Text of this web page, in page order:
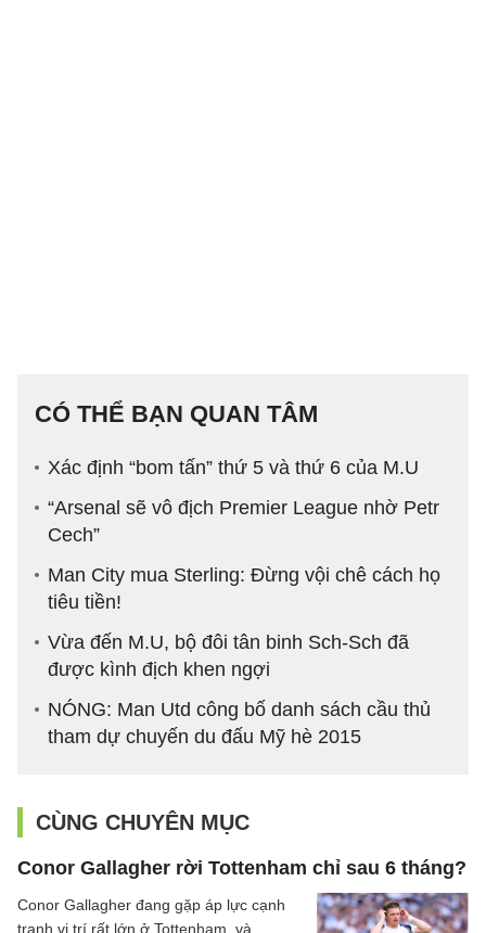
CÓ THỂ BẠN QUAN TÂM
Xác định “bom tấn” thứ 5 và thứ 6 của M.U
“Arsenal sẽ vô địch Premier League nhờ Petr
Cech”
Man City mua Sterling: Đừng vội chê cách họ
tiêu tiền!
Vừa đến M.U, bộ đôi tân binh Sch-Sch đã
được kình địch khen ngợi
NÓNG: Man Utd công bố danh sách cầu thủ
tham dự chuyến du đấu Mỹ hè 2015
CÙNG CHUYÊN MỤC
Conor Gallagher rời Tottenham chỉ sau 6 tháng?
Conor Gallagher đang gặp áp lực cạnh
tranh vị trí rất lớn ở Tottenham, và